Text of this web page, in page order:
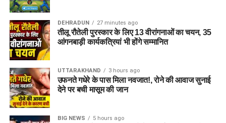
DEHRADUN 27 minutes ago
तीलू रौतेली पुरस्कार के लिए 13 वीरांगनाओं का चयन, 35
आंगनबाड़ी कार्यकत्रियां भी होंगे सम्मानित
UTTARAKHAND 3 hours ago
उफनते गधेरे के पास मिला नवजात!, रोने की आवाज सुनाई
देने पर बची मासूम की जान
BIG NEWS 5 hours ago